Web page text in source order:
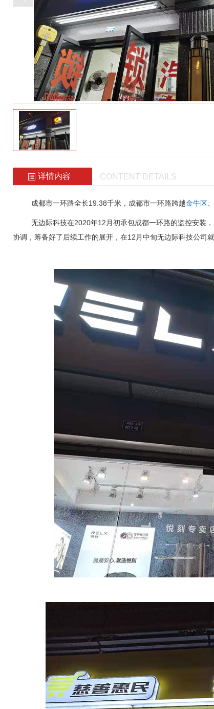
详情内容 CONTENT DETAILS
成都市一环路全长19.38千米， 成都市一环路跨越金牛区、
无边际科技在2020年12月初承包成都一环路的监控安装，
协调，筹备好了后续工作的展开，在12月中旬无边际科技公司